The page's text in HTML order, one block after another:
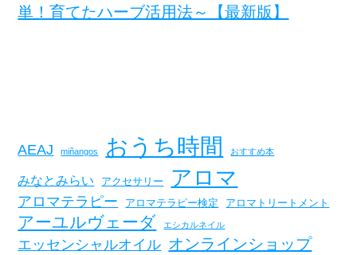
単！育てたハーブ活用法～【最新版】
AEAJ miñangos おうち時間 おすすめ本
みなとみらい アクセサリー アロマ
アロマテラピー アロマテラピー検定 アロマトリートメント
アーユルヴェーダ エシカルネイル
エッセンシャルオイル オンラインショップ